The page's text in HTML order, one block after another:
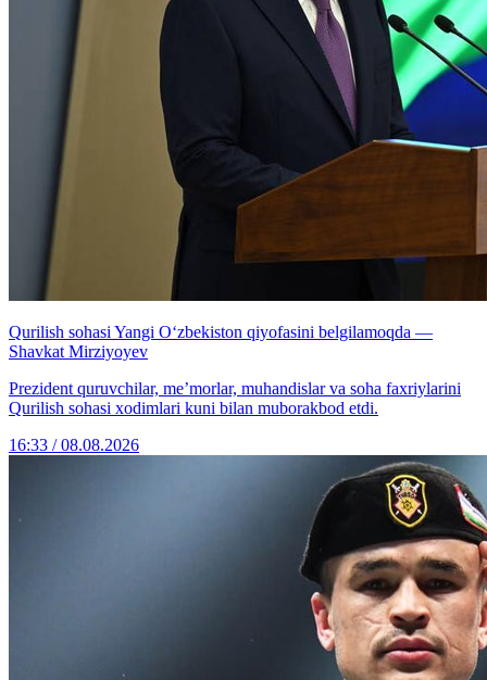
Qurilish sohasi Yangi O‘zbekiston qiyofasini belgilamoqda —
Shavkat Mirziyoyev
Prezident quruvchilar, me’morlar, muhandislar va soha faxriylarini
Qurilish sohasi xodimlari kuni bilan muborakbod etdi.
16:33 / 08.08.2026